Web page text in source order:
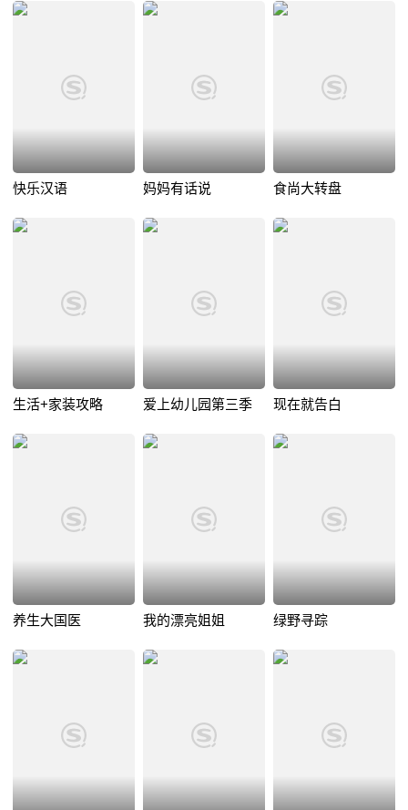
快乐汉语 妈妈有话说 食尚大转盘
生活+家装攻略 爱上幼儿园第三季 现在就告白
养生大国医 我的漂亮姐姐 绿野寻踪